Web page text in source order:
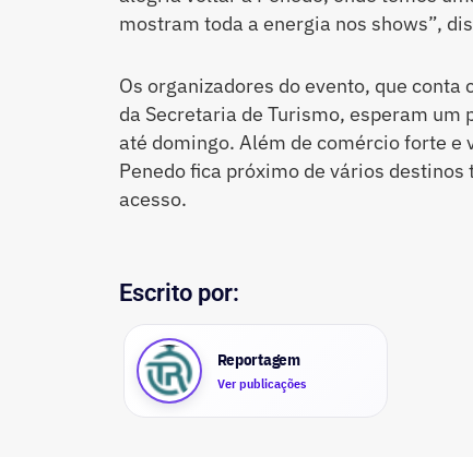
mostram toda a energia nos shows”,
Os organizadores do evento, que
da Secretaria de Turismo, esperam um
até domingo. Além de comércio forte e
Penedo fica próximo de vários
acesso.
Escrito por:
Reportagem
Ver publicações